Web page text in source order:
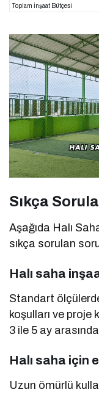
Toplam İnşaat Bütçesi
Sıkça
Aşağıda Halı
sıkça sorulan
Halı saha
Standart
koşulları ve proje
3 ile 5 ay
Halı saha için
Uzun ömürlü